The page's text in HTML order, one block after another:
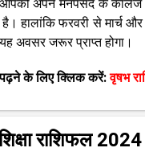
अपने मनपसंद के कॉलेज
हालांकि फरवरी से मार्च
अवसर जरूर प्राप्त होगा।
पढ़ने के लिए क्लिक करें:वृषभ
राशिफल 2024